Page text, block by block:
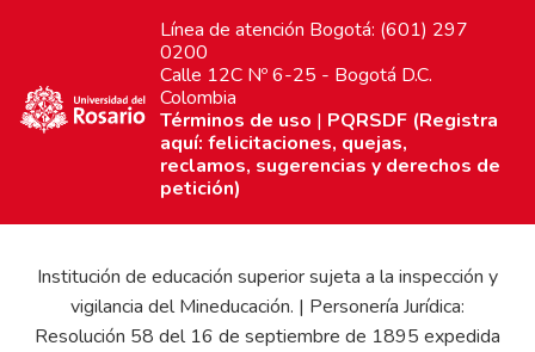
Línea de atención Bogotá: (601) 297
0200
Calle 12C Nº 6-25 - Bogotá D.C.
Colombia
Términos de uso | PQRSDF (Registra
aquí: felicitaciones, quejas,
reclamos, sugerencias y derechos de
petición)
Institución de educación superior sujeta a la inspección y
vigilancia del Mineducación. | Personería Jurídica:
Resolución 58 del 16 de septiembre de 1895 expedida